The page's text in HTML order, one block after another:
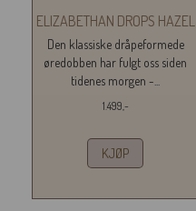
ELIZABETHAN DROPS HAZEL
Den klassiske dråpeformede
øredobben har fulgt oss siden
tidenes morgen -...
1.499,-
KJØP